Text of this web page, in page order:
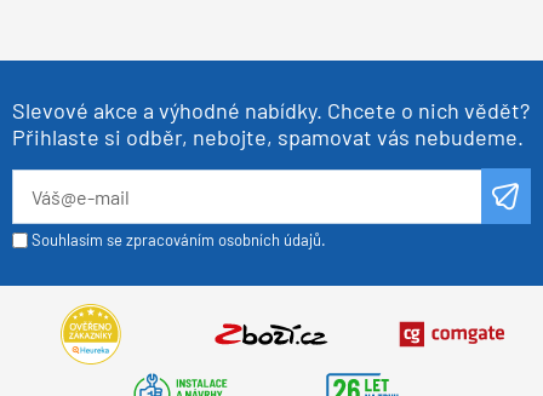
Slevové akce a výhodné nabídky. Chcete o nich vědět?
Přihlaste si odběr, nebojte, spamovat vás nebudeme.
Souhlasím se zpracováním osobních údajů.